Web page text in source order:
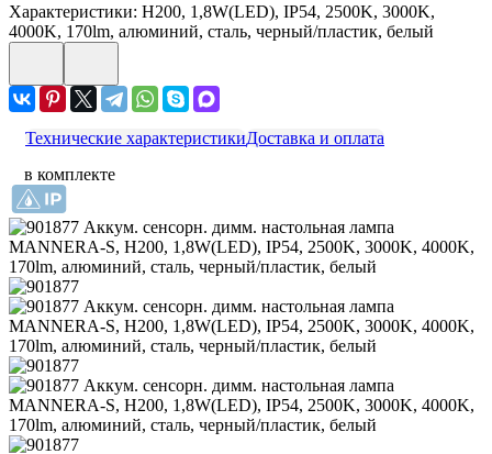
Характеристики: H200, 1,8W(LED), IP54, 2500K, 3000K,
4000K, 170lm, алюминий, сталь, черный/пластик, белый
Технические характеристикиДоставка и оплата
в комплекте